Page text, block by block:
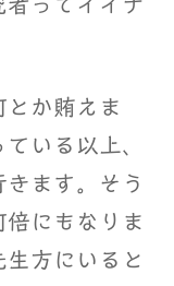
者ってイイナ
か賄えま
いる以上、
ます。そう
にもなりま
方にいると